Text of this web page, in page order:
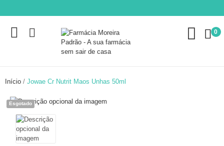
0
Início Jowae Cr Nutrit Maos Unhas 50ml
Esgotado